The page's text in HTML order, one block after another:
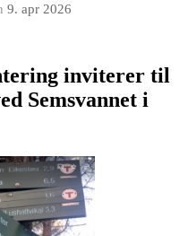
9. apr 2026
inviterer til
Semsvannet i